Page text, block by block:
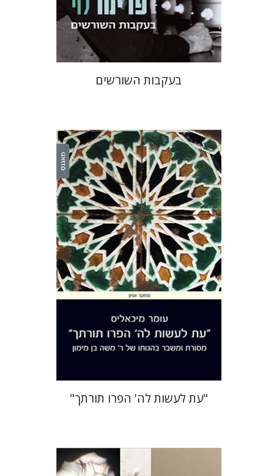
הנחת אתר ספר מודפס
$42
$38
בעקבות השורשים
עומר מיכאליס
הנחת אתר ספר מודפס
$42
$38
"עת לעשות לה' הפרו תורתך"